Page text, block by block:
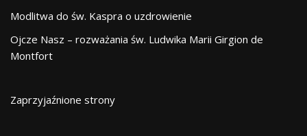
Modlitwa do św. Kaspra o uzdrowienie
Ojcze Nasz – rozważania św. Ludwika Marii Girgion de
Montfort
Zaprzyjaźnione strony